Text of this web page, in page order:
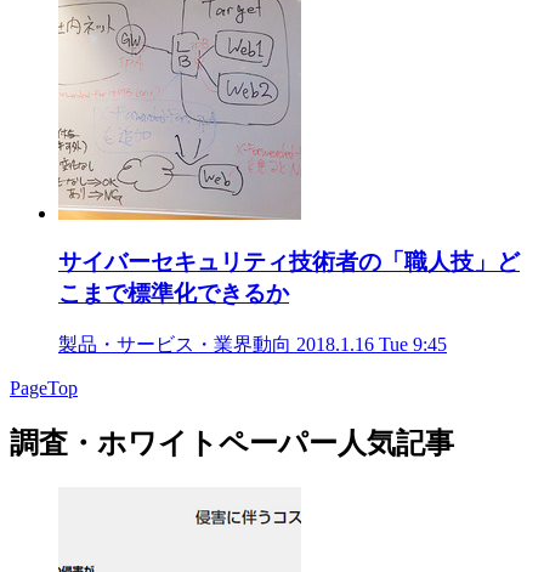
サイバーセキュリティ技術者の「職人技」ど
こまで標準化できるか
製品・サービス・業界動向 2018.1.16 Tue 9:45
PageTop
調査・ホワイトペーパー人気記事